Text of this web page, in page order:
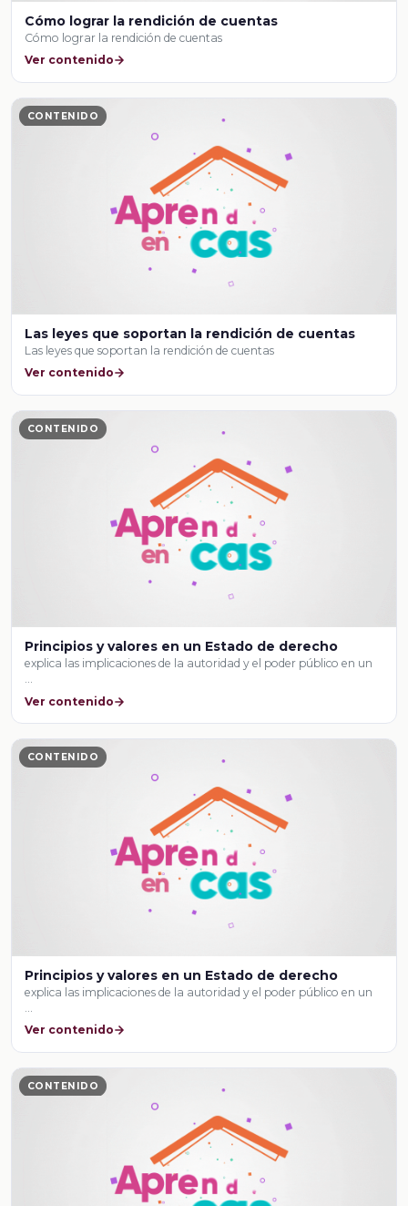
Cómo lograr la rendición de cuentas
Cómo lograr la rendición de cuentas
Ver contenido
CONTENIDO
Las leyes que soportan la rendición de cuentas
Las leyes que soportan la rendición de cuentas
Ver contenido
CONTENIDO
Principios y valores en un Estado de derecho
explica las implicaciones de la autoridad y el poder público en un
…
Ver contenido
CONTENIDO
Principios y valores en un Estado de derecho
explica las implicaciones de la autoridad y el poder público en un
Ver contenido
CONTENIDO